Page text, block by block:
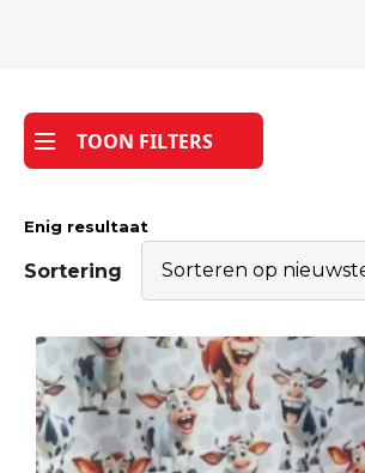
Tijdpakker stof
TOON FILTERS
Enig resultaat
Sortering